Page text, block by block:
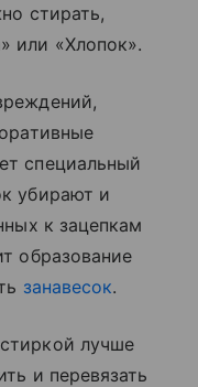
стирать,
или «‎Хлопок».
специальный
убирают и
к зацепкам
образование
занавесок.
лучше
и перевязать